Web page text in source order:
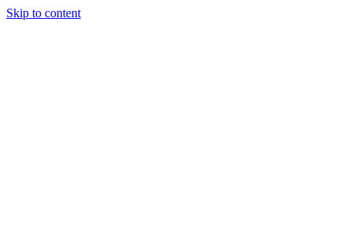
Skip to content